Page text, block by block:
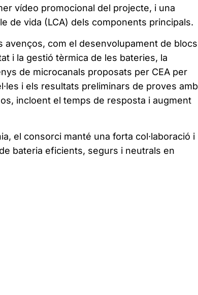
vídeo promocional del projecte, i una
de vida (LCA) dels components principals.
avenços, com el desenvolupament de blocs
i la gestió tèrmica de les bateries, la
de microcanals proposats per CEA per
i els resultats preliminars de proves amb
incloent el temps de resposta i augment
el consorci manté una forta col·laboració i
bateria eficients, segurs i neutrals en